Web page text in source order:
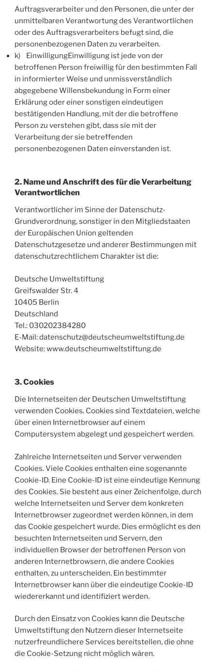
Auftragsverarbeiter und den Personen, die unter der
unmittelbaren Verantwortung des Verantwortlichen
oder des Auftragsverarbeiters befugt sind, die
personenbezogenen Daten zu verarbeiten.
k) EinwilligungEinwilligung ist jede von der
betroffenen Person freiwillig für den bestimmten Fall
in informierter Weise und unmissverständlich
abgegebene Willensbekundung in Form einer
Erklärung oder einer sonstigen eindeutigen
bestätigenden Handlung, mit der die betroffene
Person zu verstehen gibt, dass sie mit der
Verarbeitung der sie betreffenden
personenbezogenen Daten einverstanden ist.
2. Name und Anschrift des für die Verarbeitung
Verantwortlichen
Verantwortlicher im Sinne der Datenschutz-
Grundverordnung, sonstiger in den Mitgliedstaaten
der Europäischen Union geltenden
Datenschutzgesetze und anderer Bestimmungen mit
datenschutzrechtlichem Charakter ist die:
Deutsche Umweltstiftung
Greifswalder Str. 4
10405 Berlin
Deutschland
Tel.: 030202384280
E-Mail: datenschutz@deutscheumweltstiftung.de
Website: www.deutscheumweltstiftung.de
3. Cookies
Die Internetseiten der Deutschen Umweltstiftung
verwenden Cookies. Cookies sind Textdateien, welche
über einen Internetbrowser auf einem
Computersystem abgelegt und gespeichert werden.
Zahlreiche Internetseiten und Server verwenden
Cookies. Viele Cookies enthalten eine sogenannte
Cookie-ID. Eine Cookie-ID ist eine eindeutige Kennung
des Cookies. Sie besteht aus einer Zeichenfolge, durch
welche Internetseiten und Server dem konkreten
Internetbrowser zugeordnet werden können, in dem
das Cookie gespeichert wurde. Dies ermöglicht es den
besuchten Internetseiten und Servern, den
individuellen Browser der betroffenen Person von
anderen Internetbrowsern, die andere Cookies
enthalten, zu unterscheiden. Ein bestimmter
Internetbrowser kann über die eindeutige Cookie-ID
wiedererkannt und identifiziert werden.
Durch den Einsatz von Cookies kann die Deutsche
Umweltstiftung den Nutzern dieser Internetseite
nutzerfreundlichere Services bereitstellen, die ohne
die Cookie-Setzung nicht möglich wären.